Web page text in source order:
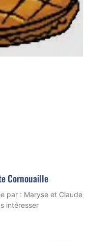
Cornouaille
par : Maryse et Claude
intéresser